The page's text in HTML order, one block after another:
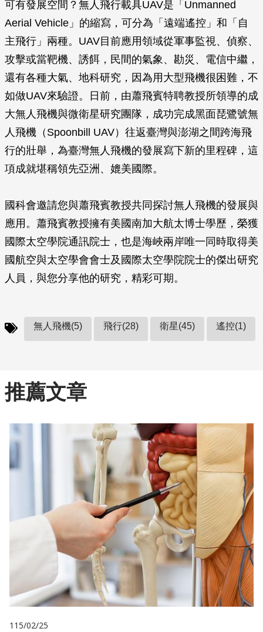
可有發展空間？無人飛行載具UAV是「Unmanned
Aerial Vehicle」的縮寫，可分為「遠端遙控」和「自
主飛行」兩種。UAV目前應用領域從軍事監視、偵察、
攻擊或當靶機、誘餌，民間的氣象、勘災、電信中繼，
還有各種大氣、地科研究，因為用大型飛機很困難，不
如做UAV來驗證。日前，由蕭飛賓特聘教授所領導的成
大無人飛機與微衛星研究團隊，成功完成黑面琵鷺號無
人飛機（Spoonbill UAV）往返臺灣與澎湖之間跨海飛
行的壯舉，為臺灣無人飛機的發展寫下新的里程碑，這
項成就堪稱領先亞洲、媲美國際。
國科會邀請您與蕭飛賓教授共同探討無人飛機的發展與
應用。蕭飛賓教授擁有美國南加大航太博士學歷，榮獲
國際太空學院通訊院士，也是海峽兩岸唯一同時取得美
國航空與太空學會會士及國際太空學院院士的傑出研究
人員，與您分享他的研究，精彩可期。
無人飛機(5) 飛行(28) 衛星(45) 遙控(1)
推薦文章
115/02/25